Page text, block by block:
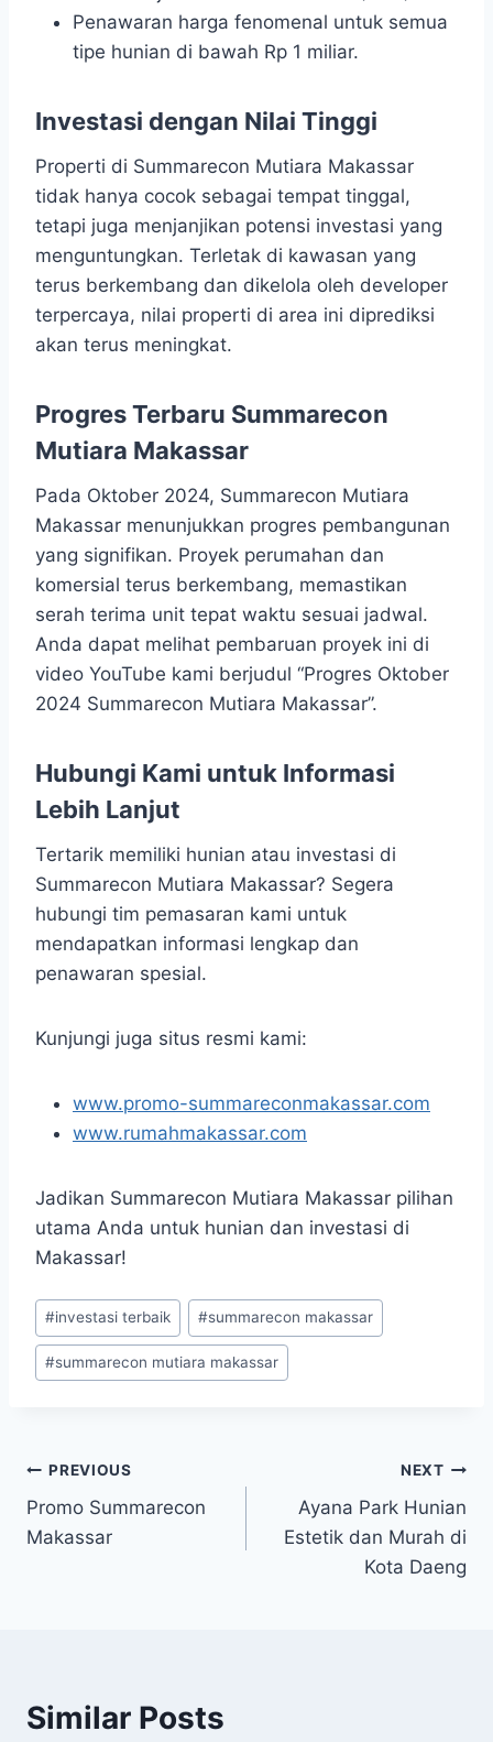
Penawaran harga fenomenal untuk semua
tipe hunian di bawah Rp 1 miliar.
Investasi dengan Nilai Tinggi
Properti di Summarecon Mutiara Makassar
tidak hanya cocok sebagai tempat tinggal,
tetapi juga menjanjikan potensi investasi yang
menguntungkan. Terletak di kawasan yang
terus berkembang dan dikelola oleh developer
terpercaya, nilai properti di area ini diprediksi
akan terus meningkat.
Progres Terbaru Summarecon
Mutiara Makassar
Pada Oktober 2024, Summarecon Mutiara
Makassar menunjukkan progres pembangunan
yang signifikan. Proyek perumahan dan
komersial terus berkembang, memastikan
serah terima unit tepat waktu sesuai jadwal.
Anda dapat melihat pembaruan proyek ini di
video YouTube kami berjudul “Progres Oktober
2024 Summarecon Mutiara Makassar”.
Hubungi Kami untuk Informasi
Lebih Lanjut
Tertarik memiliki hunian atau investasi di
Summarecon Mutiara Makassar? Segera
hubungi tim pemasaran kami untuk
mendapatkan informasi lengkap dan
penawaran spesial.
Kunjungi juga situs resmi kami:
www.promo-summareconmakassar.com
www.rumahmakassar.com
Jadikan Summarecon Mutiara Makassar pilihan
utama Anda untuk hunian dan investasi di
Makassar!
Post
Tags:
#investasi terbaik #summarecon makassar
#summarecon mutiara makassar
Navigasi
pos
PREVIOUS
Promo Summarecon
Makassar
NEXT
Ayana Park Hunian
Estetik dan Murah di
Kota Daeng
Similar Posts